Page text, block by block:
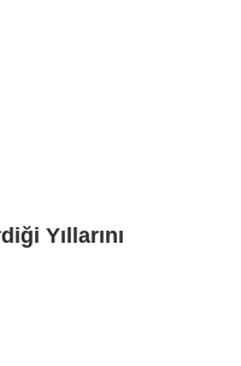
Yıllarını